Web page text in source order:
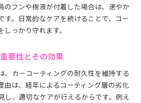
のフンや樹液が付着した場合は、速やか
す。日常的なケアを続けることで、コー
っかり守れます。
要性とその効果
、カーコーティングの耐久性を維持する
由は、経年によるコーティング層の劣化
し、適切なケアが行えるからです。例え